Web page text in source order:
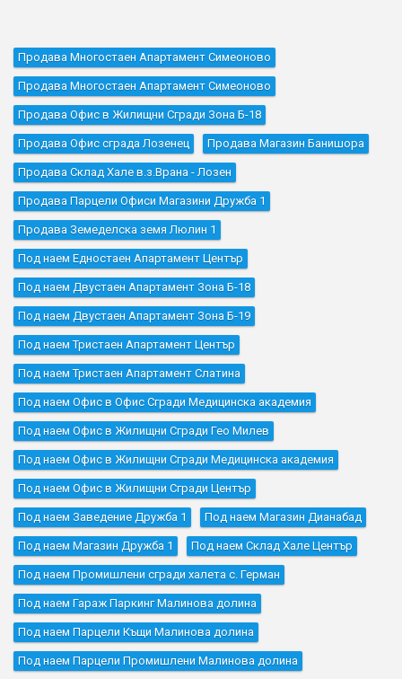
Продава Многостаен Апартамент Симеоново
Продава Многостаен Апартамент Симеоново
Продава Офис в Жилищни Сгради Зона Б-18
Продава Офис сграда Лозенец Продава Магазин Банишора
Продава Склад Хале в.з.Врана - Лозен
Продава Парцели Офиси Магазини Дружба 1
Продава Земеделска земя Люлин 1
Под наем Едностаен Апартамент Център
Под наем Двустаен Апартамент Зона Б-18
Под наем Двустаен Апартамент Зона Б-19
Под наем Тристаен Апартамент Център
Под наем Тристаен Апартамент Слатина
Под наем Офис в Офис Сгради Медицинска академия
Под наем Офис в Жилищни Сгради Гео Милев
Под наем Офис в Жилищни Сгради Медицинска академия
Под наем Офис в Жилищни Сгради Център
Под наем Заведение Дружба 1 Под наем Магазин Дианабад
Под наем Магазин Дружба 1 Под наем Склад Хале Център
Под наем Промишлени сгради халета с. Герман
Под наем Гараж Паркинг Малинова долина
Под наем Парцели Къщи Малинова долина
Под наем Парцели Промишлени Малинова долина